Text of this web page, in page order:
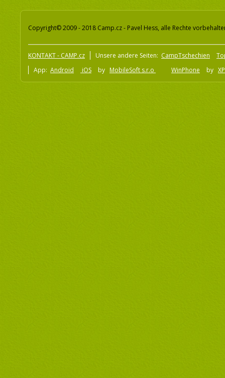
Copyright© 2009 - 2018 Camp.cz - Pavel Hess, alle Rechte
KONTAKT - CAMP.cz Unsere andere Seiten: CampTschechien
App: Android iOS by MobileSoft s.r.o WinPhone by